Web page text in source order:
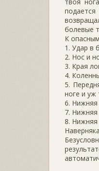
болевые
К
1. Удар в
2. Нос и
3. Края
4.
5.
ноге и уж
6. Нижняя
7. Нижняя
8. Нижняя